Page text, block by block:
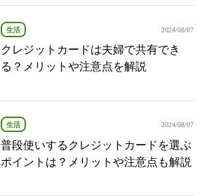
生活 2024/08/07
クレジットカードは夫婦で共有でき
る？メリットや注意点を解説
生活 2024/08/07
普段使いするクレジットカードを選ぶ
ポイントは？メリットや注意点も解説